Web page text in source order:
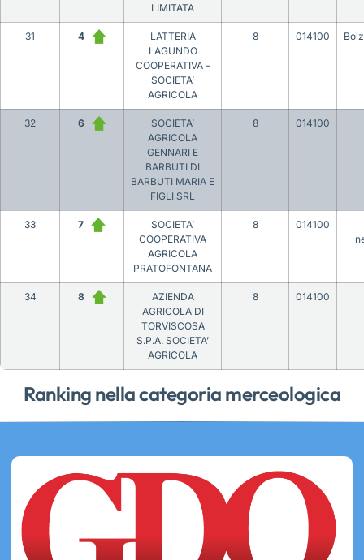
Ranking nella categoria merceologica
LIMITATA
31 4
LATTERIA
LAGUNDO
COOPERATIVA –
SOCIETA’
AGRICOLA
8 014100
32 6
SOCIETA’
AGRICOLA
GENNARI E
BARBUTI DI
BARBUTI MARIA E
FIGLI SRL
8 014100
33 7
SOCIETA’
COOPERATIVA
AGRICOLA
PRATOFONTANA
8 014100
34 8
AZIENDA
AGRICOLA DI
TORVISCOSA
S.P.A. SOCIETA’
AGRICOLA
8 014100